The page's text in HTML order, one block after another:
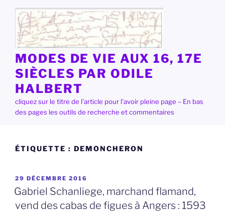
contenu
principal
MODES DE VIE AUX 16, 17E
SIÈCLES PAR ODILE
HALBERT
cliquez sur le titre de l'article pour l'avoir pleine page – En bas
des pages les outils de recherche et commentaires
ÉTIQUETTE : DEMONCHERON
PUBLIÉ
LE
29 DÉCEMBRE 2016
Gabriel Schanliege, marchand flamand,
vend des cabas de figues à Angers : 1593